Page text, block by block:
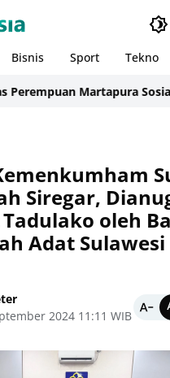
Bisnis Sport Tekno
Martapura
Siregar,
oleh
Adat Sulawesi
2024 11:11 WIB